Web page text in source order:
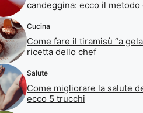
candeggina: ecco il
Cucina
Come fare il tiramisù “a
ricetta dello chef
Salute
Come migliorare la salute
ecco 5 trucchi